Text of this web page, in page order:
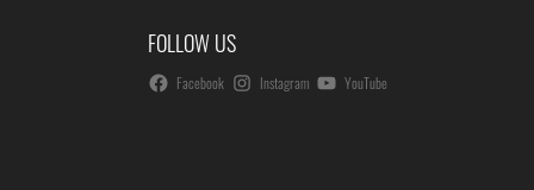
FOLLOW US
Facebook Instagram YouTube